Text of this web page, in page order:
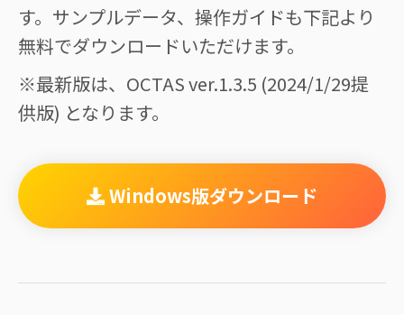
す。サンプルデータ、操作ガイドも下記より
無料でダウンロードいただけます。
※最新版は、OCTAS ver.1.3.5 (2024/1/29提
供版) となります。
Windows版ダウンロード